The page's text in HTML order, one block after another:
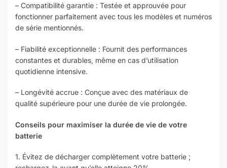
– Compatibilité garantie : Testée et approuvée pour
fonctionner parfaitement avec tous les modèles et numéros
de série mentionnés.
– Fiabilité exceptionnelle : Fournit des performances
constantes et durables, même en cas d’utilisation
quotidienne intensive.
– Longévité accrue : Conçue avec des matériaux de
qualité supérieure pour une durée de vie prolongée.
Conseils pour maximiser la durée de vie de votre
batterie
1. Évitez de décharger complètement votre batterie ;